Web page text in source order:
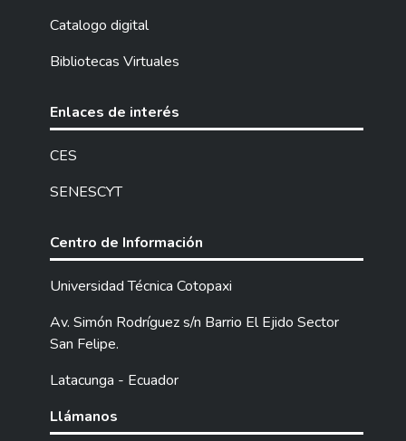
Catalogo digital
Bibliotecas Virtuales
Enlaces de interés
CES
SENESCYT
Centro de Información
Universidad Técnica Cotopaxi
Av. Simón Rodríguez s/n Barrio El Ejido Sector
San Felipe.
Latacunga - Ecuador
Llámanos